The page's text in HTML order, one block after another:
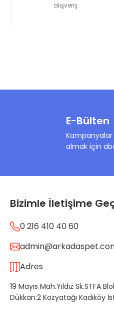
alışveriş
E-Bülten
Kampanyalar
almak için
Bizimle İletişime
0 216 410 40 60
Adres
19 Mayıs Mah.Yıldız Sk.STFA
Dükkan:2 Kozyatağı Kadıköy